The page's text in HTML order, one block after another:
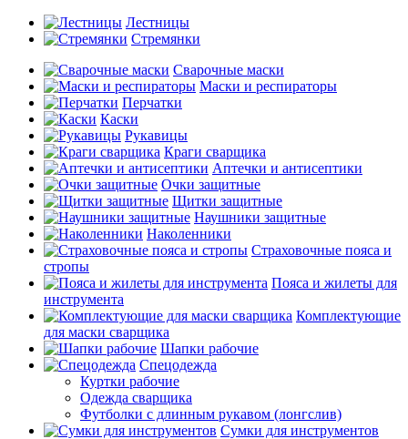
Лестницы
Стремянки
Сварочные маски
Маски и респираторы
Перчатки
Каски
Рукавицы
Краги сварщика
Аптечки и антисептики
Очки защитные
Щитки защитные
Наушники защитные
Наколенники
Страховочные пояса и
стропы
Пояса и жилеты для
инструмента
Комплектующие
для маски сварщика
Шапки рабочие
Спецодежда
Куртки рабочие
Одежда сварщика
Футболки с длинным рукавом (лонгслив)
Сумки для инструментов